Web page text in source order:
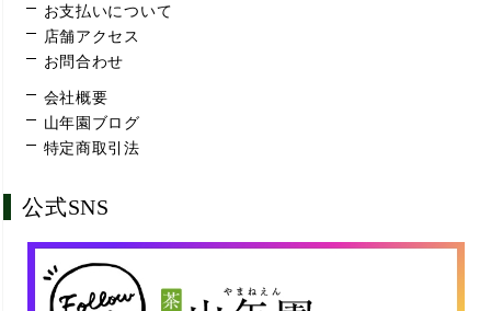
お支払いについて
店舗アクセス
お問合わせ
会社概要
山年園ブログ
特定商取引法
公式SNS